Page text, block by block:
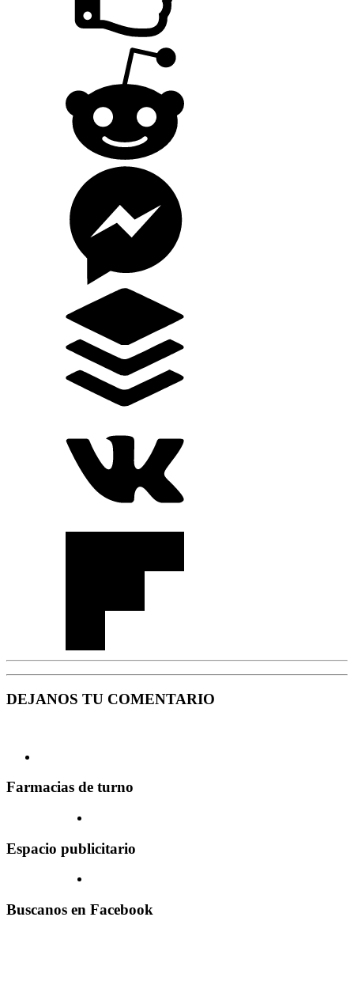
DEJANOS TU COMENTARIO
Farmacias de turno
Espacio publicitario
Buscanos en Facebook